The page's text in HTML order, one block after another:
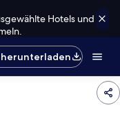
Hotels und